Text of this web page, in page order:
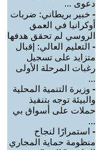
دعوى ...
- خبير بريطاني: ضربات
أوكرانيا في العمق
الروسي لم تحقق هدفها
- التعليم العالي: إقبال
متزايد على تسجيل
رغبات المرحلة الأولى
...
- وزيرة التنمية المحلية
والبيئة توجه بتنفيذ
حملات على أسواق بي
...
- استمرارًا لنجاح
منظومة حماية المجاري